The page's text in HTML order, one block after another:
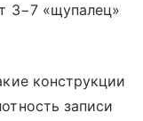
3−7 «щупалец»
конструкции
записи